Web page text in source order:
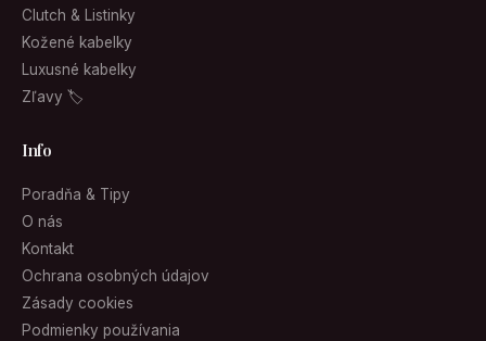
Clutch & Listinky
Kožené kabelky
Luxusné kabelky
Zľavy 🏷
Info
Poradňa & Tipy
O nás
Kontakt
Ochrana osobných údajov
Zásady cookies
Podmienky používania